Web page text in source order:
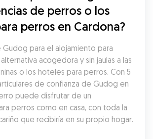
de perros o los
perros en Cardona?
para el alojamiento para
acogedora y sin jaulas a las
o los hoteles para perros. Con 5
de confianza de Gudog en
puede disfrutar de un
perros como en casa, con toda la
que recibiría en su propio hogar.